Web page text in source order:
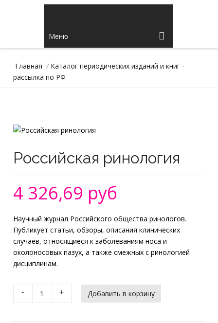
Меню
Главная / Каталог периодических изданий и книг -
рассылка по РФ
Российская ринология
4 326,69 руб
Научный журнал Российского общества ринологов.
Публикует статьи, обзоры, описания клинических
случаев, относящиеся к заболеваниям носа и
околоносовых пазух, а также смежных с ринологией
дисциплинам.
- +